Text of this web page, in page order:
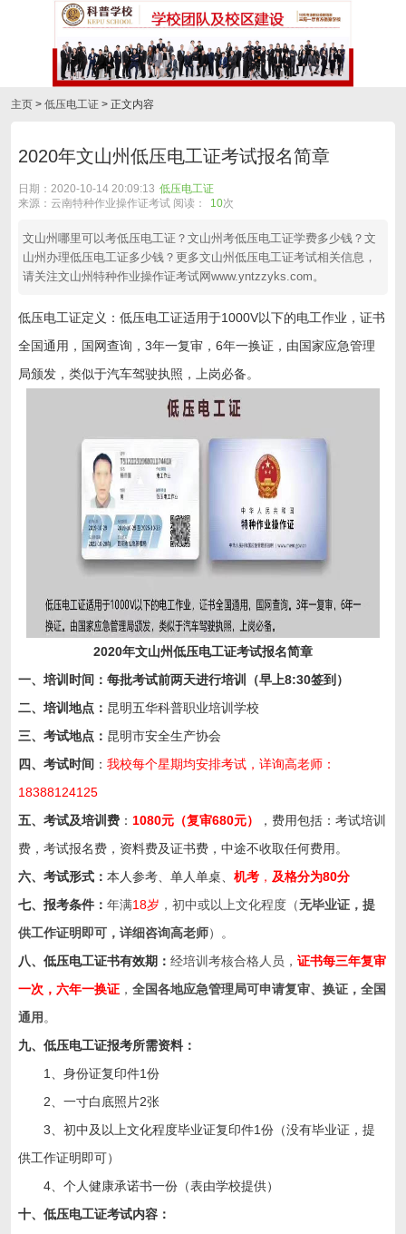
主页 > 低压电工证 > 正文内容
2020年文山州低压电工证考试报名简章
日期：2020-10-14 20:09:13 低压电工证
来源：云南特种作业操作证考试 阅读：
10次
文山州哪里可以考低压电工证？文山州考低压电工证学费多少钱？文
山州办理低压电工证多少钱？更多文山州低压电工证考试相关信息，
请关注文山州特种作业操作证考试网www.yntzzyks.com。
低压电工证定义：低压电工证适用于1000V以下的电工作业，证书
全国通用，国网查询，3年一复审，6年一换证，由国家应急管理
局颁发，类似于汽车驾驶执照，上岗必备。
2020年文山州低压电工证考试报名简章
一、培训时间：每批考试前两天进行培训（早上8:30签到）
二、培训地点 ： 昆明五华科普职业培训学校
三、考试地点： 昆明市安全生产协会
四、考试时间 ：我校每个星期均安排考试，详询高老师：
18388124125
五、考试及培训费 ： 1080元（复审680元）
，费用包括：考试培训
费，考试报名费，资料费及证书费，中途不收取任何费用。
六、考试形式：本人参考、单人单桌、机考 ， 及格分为80分
七、报考条件：年满18岁 ，初中或以上文化程度（无毕业证，提
供工作证明即可，详细咨询高老师）。
八、低压电工证书有效期：经培训考核合格人员，证书每三年复审
一次，六年一换证 ，全国各地应急管理局可申请复审、换证，全国
通用 。
九、低压电工证报考所需资料：
1、身份证复印件1份
2、一寸白底照片2张
3、初中及以上文化程度毕业证复印件1份（没有毕业证，提
供工作证明即可）
4、个人健康承诺书一份（表由学校提供）
十、低压电工证考试内容：